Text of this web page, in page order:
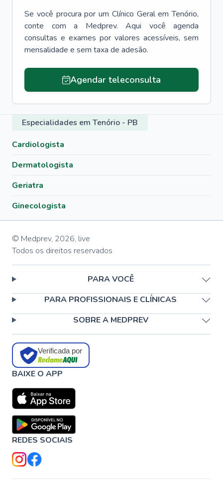
Se você procura por um Clínico Geral em Tenório,
conte com a Medprev. Aqui você agenda
consultas e exames por valores acessíveis, sem
mensalidade e sem taxa de adesão.
Agendar teleconsulta
Especialidades em Tenório - PB
Cardiologista
Dermatologista
Geriatra
Ginecologista
© Medprev, 2026, live
Todos os direitos reservados
PARA VOCÊ
PARA PROFISSIONAIS E CLÍNICAS
SOBRE A MEDPREV
Verificada por
BAIXE O APP
REDES SOCIAIS